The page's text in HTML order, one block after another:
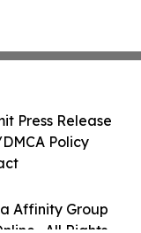
Affinity Group
Press Release
Policy